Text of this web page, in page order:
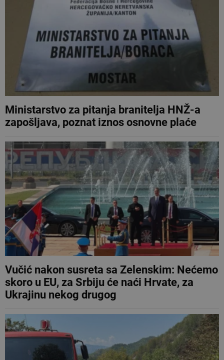
Ministarstvo za pitanja branitelja HNŽ-a
zapošljava, poznat iznos osnovne plaće
Vučić nakon susreta sa Zelenskim: Nećemo
skoro u EU, za Srbiju će naći Hrvate, za
Ukrajinu nekog drugog